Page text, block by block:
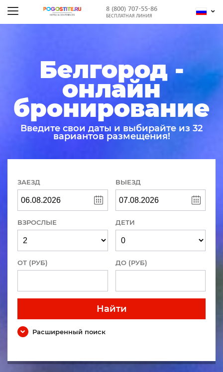
8 (800) 707-55-86
БЕСПЛАТНАЯ ЛИНИЯ
Белгород -
онлайн
бронирование
Введите свои даты и выбирайте из 32
вариантов размещения!
ЗАЕЗД ВЫЕЗД
ВЗРОСЛЫЕ ДЕТИ
ОТ (РУБ) ДО (РУБ)
Найти
Расширенный поиск